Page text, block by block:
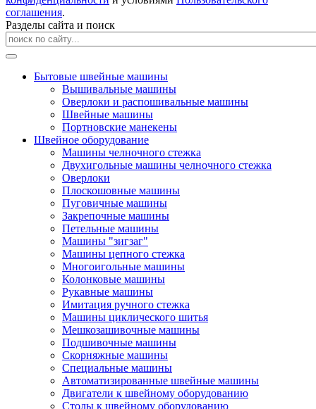
соглашения.
Разделы сайта и поиск
Бытовые швейные машины
Вышивальные машины
Оверлоки и распошивальные машины
Швейные машины
Портновские манекены
Швейное оборудование
Машины челночного стежка
Двухигольные машины челночного стежка
Оверлоки
Плоскошовные машины
Пуговичные машины
Закрепочные машины
Петельные машины
Машины "зигзаг"
Машины цепного стежка
Многоигольные машины
Колонковые машины
Рукавные машины
Имитация ручного стежка
Машины циклического шитья
Мешкозашивочные машины
Подшивочные машины
Скорняжные машины
Специальные машины
Автоматизированные швейные машины
Двигатели к швейному оборудованию
Столы к швейному оборудованию